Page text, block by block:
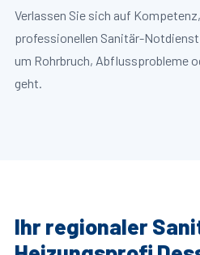
Verlassen Sie sich auf
professionellen Sanitär-
um Rohrbruch, Abflussprobleme
geht.
Ihr regionaler